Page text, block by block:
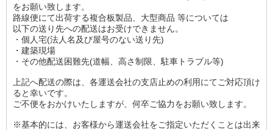
をお願い致します。
路線便にて出荷する複合板製品、大型商品 等については
以下の送り先への配送はお受けできません。
・個人宅(法人名及び屋号のない送り先)
・建築現場
・その他配送困難先(道幅、高さ制限、駐車トラブル等)
上記へ配送の際は、各運送会社の支店止めの利用にてご対応頂け
ると幸いです。
ご不便をおかけいたしますが、何卒ご協力をお願い致します。
※基本的には、お客様から運送会社をご指定いただくことは出来